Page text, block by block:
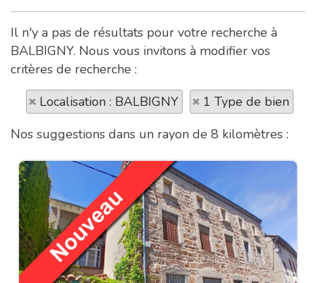
Il n'y a pas de résultats pour votre recherche à
BALBIGNY. Nous vous invitons à modifier vos
critères de recherche :
Localisation : BALBIGNY
1 Type de bien
Nos suggestions dans un rayon de 8 kilomètres :